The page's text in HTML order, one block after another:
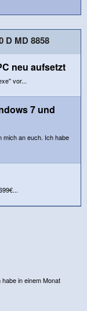
D MD 8858
neu aufsetzt
vor...
7 und
mich an euch. Ich habe
in einem Monat